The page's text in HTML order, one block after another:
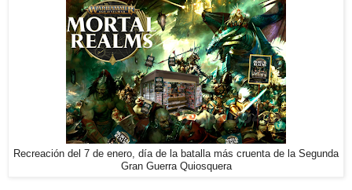
Recreación del 7 de enero, día de la batalla más cruenta de la Segunda
Gran Guerra Quiosquera